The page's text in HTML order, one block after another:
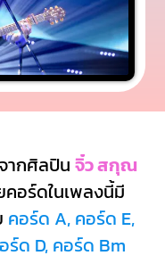
จากศิลปิน จิ๋ว สกุณ
คอร์ดในเพลงนี้มี
คอร์ด A, คอร์ด E,
ด D, คอร์ด Bm